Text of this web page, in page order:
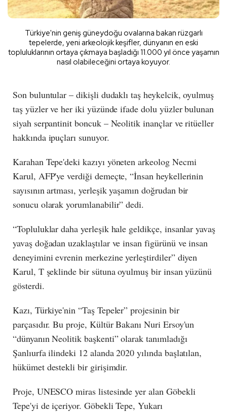
Türkiye'nin geniş güneydoğu ovalarına bakan rüzgarlı
tepelerde, yeni arkeolojik keşifler, dünyanın en eski
topluluklarının ortaya çıkmaya başladığı 11.000 yıl önce yaşamın
nasıl olabileceğini ortaya koyuyor.
Son buluntular – dikişli dudaklı taş heykelcik, oyulmuş
taş yüzler ve her iki yüzünde ifade dolu yüzler bulunan
siyah serpantinit boncuk – Neolitik inançlar ve ritüeller
hakkında ipuçları sunuyor.
Karahan Tepe'deki kazıyı yöneten arkeolog Necmi
Karul, AFP'ye verdiği demeçte, “İnsan heykellerinin
sayısının artması, yerleşik yaşamın doğrudan bir
sonucu olarak yorumlanabilir” dedi.
“Topluluklar daha yerleşik hale geldikçe, insanlar yavaş
yavaş doğadan uzaklaştılar ve insan figürünü ve insan
deneyimini evrenin merkezine yerleştirdiler” diyen
Karul, T şeklinde bir sütuna oyulmuş bir insan yüzünü
gösterdi.
Kazı, Türkiye'nin “Taş Tepeler” projesinin bir
parçasıdır. Bu proje, Kültür Bakanı Nuri Ersoy'un
“dünyanın Neolitik başkenti” olarak tanımladığı
Şanlıurfa ilindeki 12 alanda 2020 yılında başlatılan,
hükümet destekli bir girişimdir.
Proje, UNESCO miras listesinde yer alan Göbekli
Tepe'yi de içeriyor. Göbekli Tepe, Yukarı